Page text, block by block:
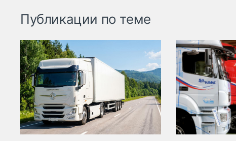
Публикации по теме